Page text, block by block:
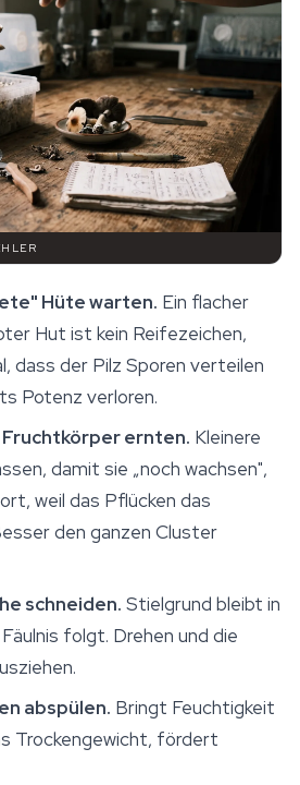
Hüte warten. Ein flacher
Hut ist kein Reifezeichen,
dass der Pilz Sporen verteilen
Potenz verloren.
ernten. Kleinere
damit sie „noch wachsen",
weil das Pflücken das
den ganzen Cluster
schneiden. Stielgrund bleibt in
folgt. Drehen und die
abspülen. Bringt Feuchtigkeit
Trockengewicht, fördert